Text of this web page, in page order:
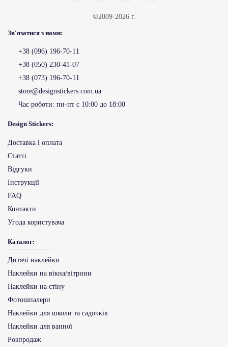
©2009-2026 г.
Зв'язатися з нами:
+38 (096) 196-70-11
+38 (050) 230-41-07
+38 (073) 196-70-11
store@designstickers.com.ua
Час роботи: пн-пт с 10:00 до 18:00
Design Stickers:
Доставка і оплата
Статті
Відгуки
Інструкції
FAQ
Контакти
Угода користувача
Каталог:
Дитячі наклейки
Наклейки на вікна/вітрини
Наклейки на стіну
Фотошпалери
Наклейки для школи та садочків
Наклейки для ванної
Розпродаж